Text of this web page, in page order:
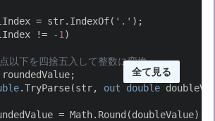
全て見る
= str.IndexOf( '.' );
!= -1 )
以下を四捨五入して整数に変換
roundedValue;
.TryParse(str, out double
= Math.Round(doubleValue);